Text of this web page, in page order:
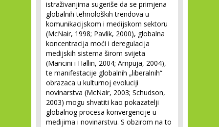
istraživanjima sugeriše da se primjena
globalnih tehnoloških trendova u
komunikacijskom i medijskom sektoru
(McNair, 1998; Pavlik, 2000), globalna
koncentracija moći i deregulacija
medijskih sistema širom svijeta
(Mancini i Hallin, 2004; Ampuja, 2004),
te manifestacije globalnih „liberalnih“
obrazaca u kulturnoj evoluciji
novinarstva (McNair, 2003; Schudson,
2003) mogu shvatiti kao pokazatelji
globalnog procesa konvergencije u
medijima i novinarstvu. S obzirom na to